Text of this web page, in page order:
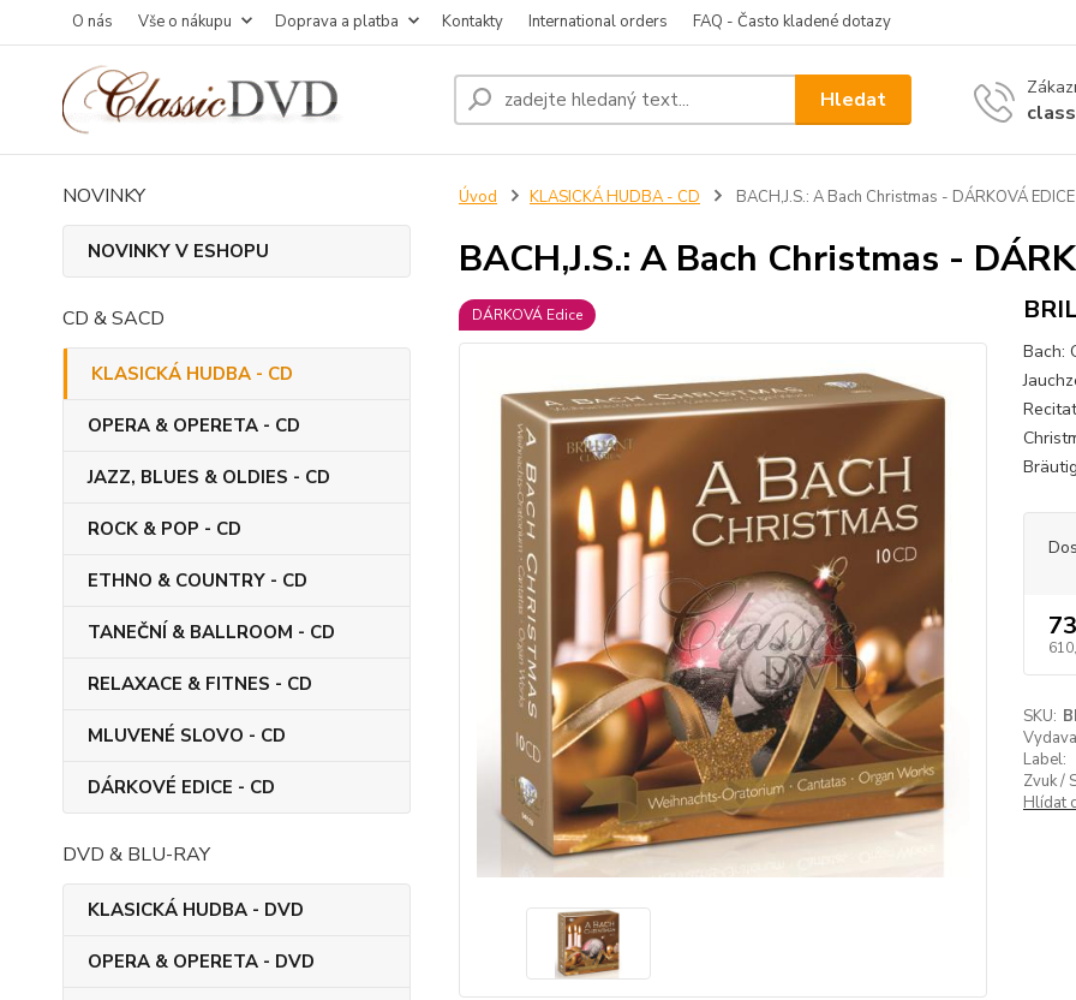
O nás Vše o nákupu Doprava a platba Kontakty International orders FAQ - Často kladené dotazy
Hledat
NOVINKY
NOVINKY V ESHOPU
CD & SACD
KLASICKÁ HUDBA - CD
OPERA & OPERETA - CD
JAZZ, BLUES & OLDIES - CD
ROCK & POP - CD
ETHNO & COUNTRY - CD
TANEČNÍ & BALLROOM - CD
RELAXACE & FITNES - CD
MLUVENÉ SLOVO - CD
DÁRKOVÉ EDICE - CD
DVD & BLU-RAY
KLASICKÁ HUDBA - DVD
OPERA & OPERETA - DVD
Úvod KLASICKÁ HUDBA - CD BACH,J.S.: A Bach Christmas - DÁRKOVÁ
BACH,J.S.: A Bach Christmas -
DÁRKOVÁ Edice
Bach:
SKU:
Label:
Zvuk /
Hlídat